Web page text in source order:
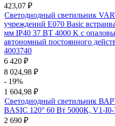
423,07 ₽
Светодиодный светильник
учреждений E070 Basic
мм IP40 37 ВТ 4000 K с
автономный постоянного
4003740
6 420 ₽
8 024,98 ₽
- 19%
1 604,98 ₽
Светодиодный светильник
BASIC 120° 60 Вт 5000К, V1-
2 690 ₽